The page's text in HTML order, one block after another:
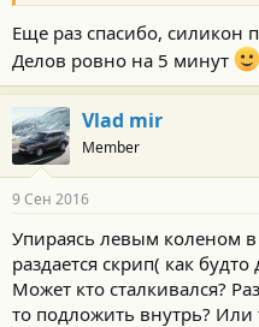
2. Стеклоподъемник
громко гудеть при подъеме.
Сняли карту двери, что
Сказали, типа так и должно
Еще раз спасибо, силикон
Делов ровно на 5 минут
Vlad mir
Member
9 Сен 2016
Упираясь левым коленом в
раздается скрип( как
Может кто сталкивался?
то подложить внутрь? Или